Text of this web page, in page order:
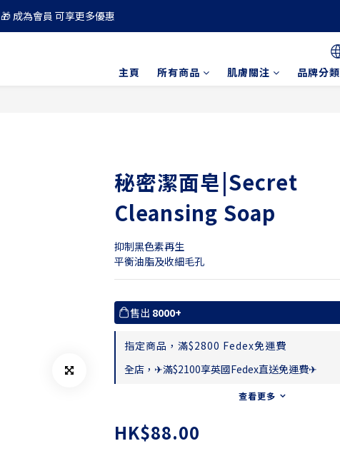
🚚 買滿 $688 順豐免運費
🎁 成為會員 可享更多優惠
主頁
所有商品 肌膚關注 品牌分類
秘密潔面皂|Secret
Cleansing Soap
抑制黑色素再生
平衡油脂及收細毛孔
售出 8000+
指定商品，滿$2800 Fedex免運費
全店，✈滿$2100享英國Fedex直送免運費✈
查看更多
HK$88.00